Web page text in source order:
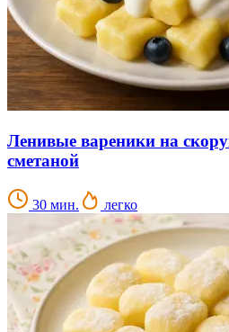
Ленивые вареники на
сметаной
30 мин. легко